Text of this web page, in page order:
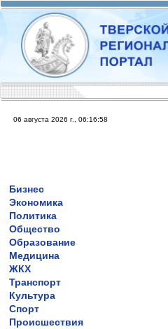
06 августа 2026 г., 06:16:58
Бизнес
Экономика
Политика
Общество
Образование
Медицина
ЖКХ
Транспорт
Культура
Спорт
Происшествия